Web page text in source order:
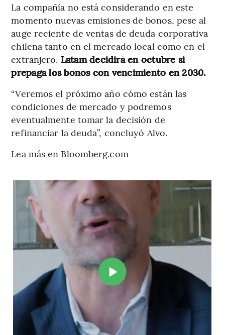
La compañía no está considerando en este
momento nuevas emisiones de bonos, pese al
auge reciente de ventas de deuda corporativa
chilena tanto en el mercado local como en el
extranjero. Latam decidirá en octubre si
prepaga los bonos con vencimiento en 2030.
“Veremos el próximo año cómo están las
condiciones de mercado y podremos
eventualmente tomar la decisión de
refinanciar la deuda”, concluyó Alvo.
Lea más en Bloomberg.com